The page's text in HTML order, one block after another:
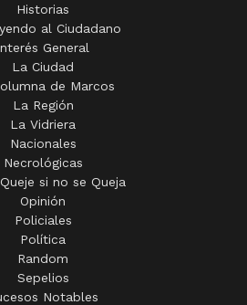
Historias
al Ciudadano
General
La Ciudad
de Marcos
La Región
La Vidriera
Nacionales
Necrológicas
si no se Queja
Opinión
Policiales
Política
Random
Sepelios
Notables